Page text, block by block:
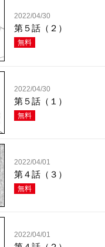
2022/04/30
第５話（２）
無料
2022/04/30
第５話（１）
無料
2022/04/01
第４話（３）
無料
2022/04/01